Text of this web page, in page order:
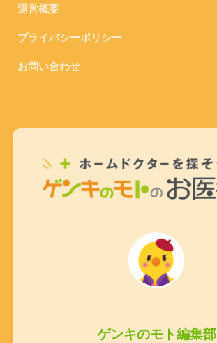
運営概要
プライバシーポリシー
お問い合わせ
ゲンキのモト編集部